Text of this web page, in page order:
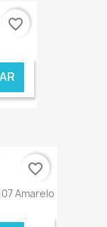
favorite_border
Amarelo
favorite_border